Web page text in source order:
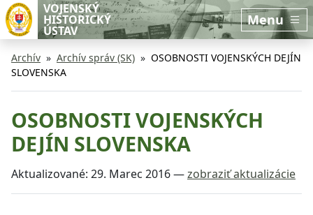
Preskočiť na hlavný obsah
Preskočiť na bočnú lištu
VOJENSKÝ
HISTORICKÝ
ÚSTAV
Menu
Archív Archív správ (SK)
OSOBNOSTI VOJENSKÝCH DEJÍN
SLOVENSKA
OSOBNOSTI VOJENSKÝCH
DEJÍN SLOVENSKA
Aktualizované: 29. Marec 2016—zobraziť aktualizácie